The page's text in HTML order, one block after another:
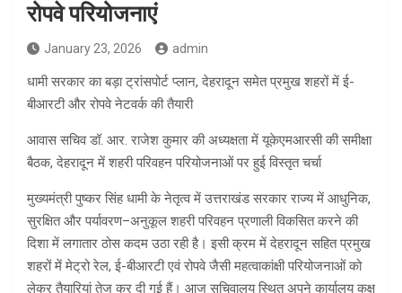
रोपवे परियोजनाएं
January 23, 2026 admin
धामी सरकार का बड़ा ट्रांसपोर्ट प्लान, देहरादून समेत प्रमुख शहरों में ई-
बीआरटी और रोपवे नेटवर्क की तैयारी
आवास सचिव डॉ. आर. राजेश कुमार की अध्यक्षता में यूकेएमआरसी की समीक्षा
बैठक, देहरादून में शहरी परिवहन परियोजनाओं पर हुई विस्तृत चर्चा
मुख्यमंत्री पुष्कर सिंह धामी के नेतृत्व में उत्तराखंड सरकार राज्य में आधुनिक,
सुरक्षित और पर्यावरण–अनुकूल शहरी परिवहन प्रणाली विकसित करने की
दिशा में लगातार ठोस कदम उठा रही है। इसी क्रम में देहरादून सहित प्रमुख
शहरों में मेट्रो रेल, ई-बीआरटी एवं रोपवे जैसी महत्वाकांक्षी परियोजनाओं को
लेकर तैयारियां तेज कर दी गई हैं। आज सचिवालय स्थित अपने कार्यालय कक्ष